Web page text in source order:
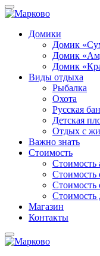
Домики
Домик
Домик
Домик
Виды отдыха
Рыбалка
Охота
Русская
Детская
Отдых с
Важно знать
Стоимость
Стоимость
Стоимость
Стоимость
Стоимость
Магазин
Контакты